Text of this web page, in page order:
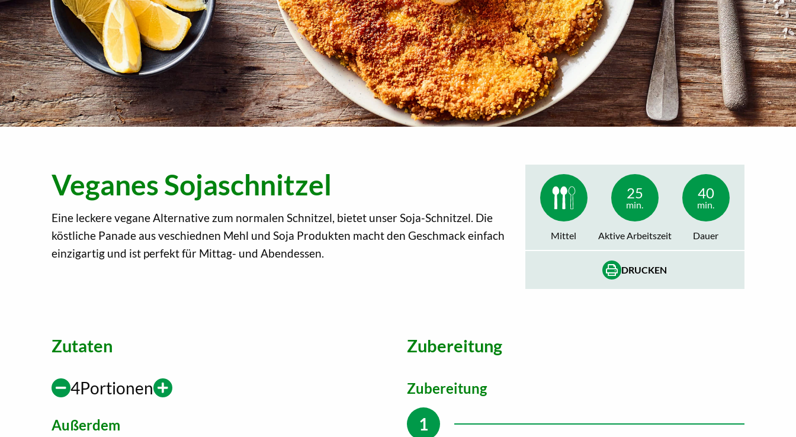
Veganes Sojaschnitzel
Eine leckere vegane Alternative zum normalen Schnitzel, bietet unser Soja-Schnitzel. Die
köstliche Panade aus veschiednen Mehl und Soja Produkten macht den Geschmack einfach
einzigartig und ist perfekt für Mittag- und Abendessen.
Mittel
25
min.
Aktive Arbeitszeit
40
min.
Dauer
DRUCKEN
Zutaten
4Portionen
Außerdem
Zubereitung
Zubereitung